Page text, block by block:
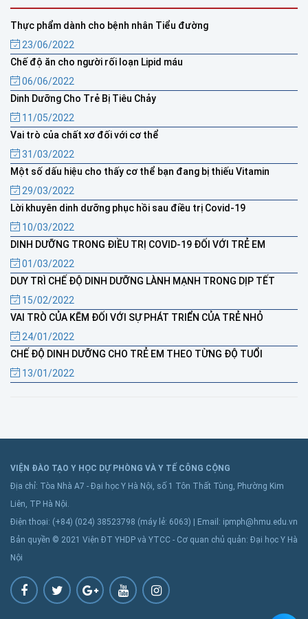
Thực phẩm dành cho bệnh nhân Tiểu đường
23/06/2022
Chế độ ăn cho người rối loạn Lipid máu
06/06/2022
Dinh Dưỡng Cho Trẻ Bị Tiêu Chảy
11/05/2022
Vai trò của chất xơ đối với cơ thể
31/03/2022
Một số dấu hiệu cho thấy cơ thể bạn đang bị thiếu Vitamin
29/03/2022
Lời khuyên dinh dưỡng phục hồi sau điều trị Covid-19
10/03/2022
DINH DƯỠNG TRONG ĐIỀU TRỊ COVID-19 ĐỐI VỚI TRẺ EM
01/03/2022
DUY TRÌ CHẾ ĐỘ DINH DƯỠNG LÀNH MẠNH TRONG DỊP TẾT
15/02/2022
VAI TRÒ CỦA KẼM ĐỐI VỚI SỰ PHÁT TRIỂN CỦA TRẺ NHỎ
24/01/2022
CHẾ ĐỘ DINH DƯỠNG CHO TRẺ EM THEO TỪNG ĐỘ TUỔI
13/01/2022
VIỆN ĐÀO TẠO Y HỌC DỰ PHÒNG VÀ Y TẾ CÔNG CỘNG
Địa chỉ: Tòa Nhà A7 - Đại học Y Hà Nội, số 1 Tôn Thất Tùng, Phường Kim
Liên, TP Hà Nội.
Điện thoại: (+84) (024) 38523798 (máy lẻ: 6063) | Email: ipmph@hmu.edu.vn
Bản quyền © 2021 Viện ĐT YHDP và YTCC - Cơ quan chủ quản: Đại học Y Hà
Nội